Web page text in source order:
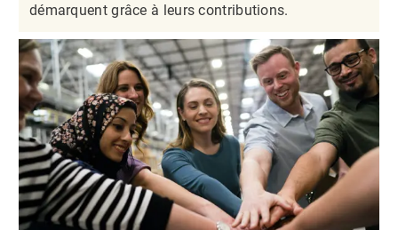
démarquent grâce à leurs contributions.​​​​​​​